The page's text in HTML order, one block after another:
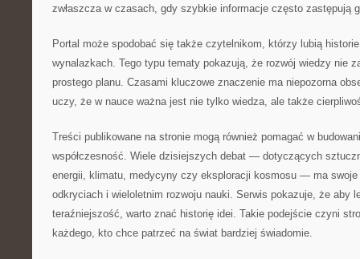
zwłaszcza w czasach, gdy szybkie informacje często zastępują
Portal może spodobać się także czytelnikom, którzy lubią
wynalazkach. Tego typu tematy pokazują, że rozwój wiedzy nie
prostego planu. Czasami kluczowe znaczenie ma niepozorna
uczy, że w nauce ważna jest nie tylko wiedza, ale także
Treści publikowane na stronie mogą również pomagać w
współczesność. Wiele dzisiejszych debat — dotyczących
energii, klimatu, medycyny czy eksploracji kosmosu — ma swoje
odkryciach i wieloletnim rozwoju nauki. Serwis pokazuje, że aby
teraźniejszość, warto znać historię idei. Takie podejście czyni
każdego, kto chce patrzeć na świat bardziej świadomie.